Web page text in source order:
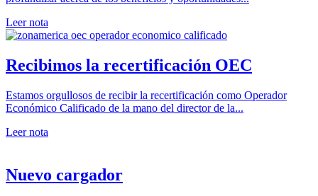
Leer nota
Recibimos la recertificación OEC
Estamos orgullosos de recibir la recertificación como Operador
Económico Calificado de la mano del director de la...
Leer nota
Nuevo cargador